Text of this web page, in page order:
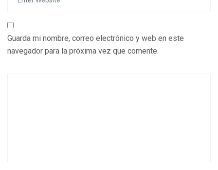
Guarda mi nombre, correo electrónico y web en este
navegador para la próxima vez que comente.